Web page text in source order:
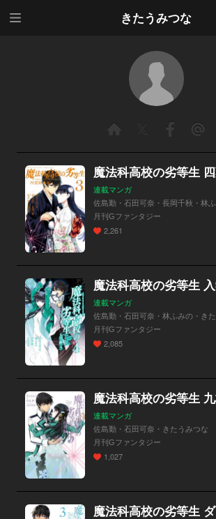
きたうみつな
魔法科高校の劣等生
連載マンガ
佐島勤・石田可奈・長岡千秋・林
月刊Gファンタジー
2,261
魔法科高校の劣等生
連載マンガ
佐島勤・石田可奈・林ふみの・き
月刊Gファンタジー
2,085
魔法科高校の劣等生
連載マンガ
佐島勤・石田可奈・きたうみつな
月刊Gファンタジー
1,027
魔法科高校の劣等生